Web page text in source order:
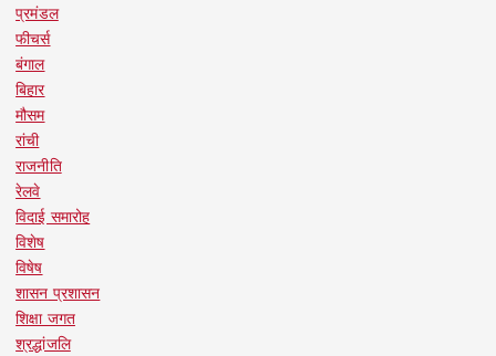
प्रमंडल
फीचर्स
बंगाल
बिहार
मौसम
रांची
राजनीति
रेलवे
विदाई समारोह
विशेष
विषेष
शासन प्रशासन
शिक्षा जगत
श्रद्धांजलि